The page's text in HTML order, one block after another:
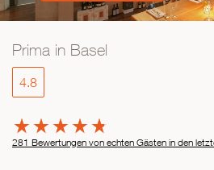
Traditionell
Mexikanisch
Spanisch
Prima in Basel
4.8
281 Bewertungen von echten Gästen in den